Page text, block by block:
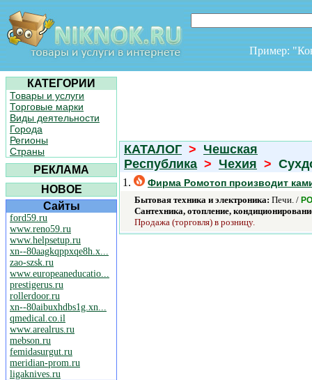
Пример:
КАТЕГОРИИ
Товары и услуги
Торговые марки
Виды деятельности
Города
Регионы
Страны
РЕКЛАМА
НОВОЕ
Сайты
ford59.ru
www.reno59.ru
www.helpsetup.ru
xn--80aagkqppxqe8h.x...
zao-szsk.ru
www.europeaneducatio...
prestigerus.ru
rollerdoor.ru
xn--80aibuxhdbs1g.xn...
qmedical.co.il
www.arealrus.ru
mebson.ru
femidasurgut.ru
meridian-prom.ru
ligaknives.ru
КАТАЛОГ > Чешская
Республика > Чехия >
1. Фирма Ромотоп производит
Бытовая техника и электроника: Печи. /
Сантехника, отопление,
Продажа (торговля) в розницу.